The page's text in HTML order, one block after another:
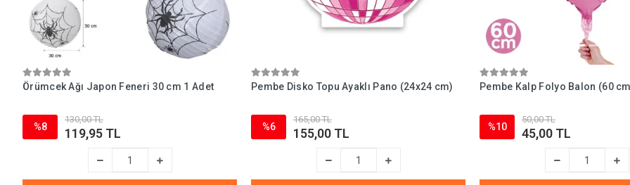
Örümcek Ağı Japon Feneri 30 cm 1 Adet
%8
130,00 TL
119,95 TL
Pembe Disko Topu Ayaklı Pano (24x24 cm)
%6
165,00 TL
155,00 TL
Pembe Kalp Folyo Balon (60
%10
50,00 TL
45,00 TL